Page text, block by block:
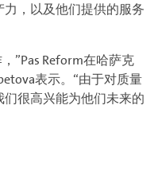
，以及他们提供的服务
”Pas Reform在哈萨克
表示。“由于对质量
很高兴能为他们未来的